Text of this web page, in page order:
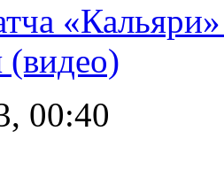
00:40